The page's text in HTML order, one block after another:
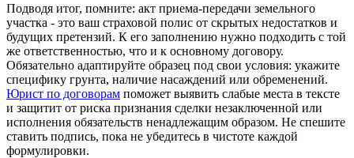
Подводя итог, помните: акт приема-передачи земельного
участка - это ваш страховой полис от скрытых недостатков и
будущих претензий. К его заполнению нужно подходить с той
же ответственностью, что и к основному договору.
Обязательно адаптируйте образец под свои условия: укажите
специфику грунта, наличие насаждений или обременений.
Юрист по договорам поможет выявить слабые места в тексте
и защитит от риска признания сделки незаключенной или
исполнения обязательств ненадлежащим образом. Не спешите
ставить подпись, пока не убедитесь в чистоте каждой
формулировки.